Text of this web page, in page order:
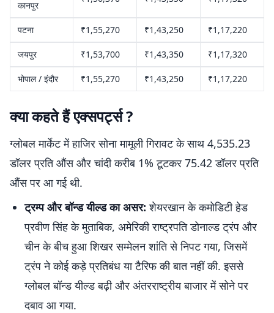
कानपुर
पटना ₹1,55,270 ₹1,43,250 ₹1,17,220
जयपुर ₹1,53,700 ₹1,43,350 ₹1,17,320
भोपाल / इंदौर ₹1,55,270 ₹1,43,250 ₹1,17,220
क्या कहते हैं एक्सपर्ट्स ?
ग्लोबल मार्केट में हाजिर सोना मामूली गिरावट के साथ 4,535.23
डॉलर प्रति औंस और चांदी करीब 1% टूटकर 75.42 डॉलर प्रति
औंस पर आ गई थी.
ट्रम्प और बॉन्ड यील्ड का असर: शेयरखान के कमोडिटी हेड
प्रवीण सिंह के मुताबिक, अमेरिकी राष्ट्रपति डोनाल्ड ट्रंप और
चीन के बीच हुआ शिखर सम्मेलन शांति से निपट गया, जिसमें
ट्रंप ने कोई कड़े प्रतिबंध या टैरिफ की बात नहीं की. इससे
ग्लोबल बॉन्ड यील्ड बढ़ी और अंतरराष्ट्रीय बाजार में सोने पर
दबाव आ गया.